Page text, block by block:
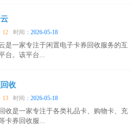
12 时间：2026-05-18
是一家专注于闲置电子卡券回收服务的互
台。该平台...
收
13 时间：2026-05-18
收是一家专注于各类礼品卡、购物卡、充
卡券回收服...